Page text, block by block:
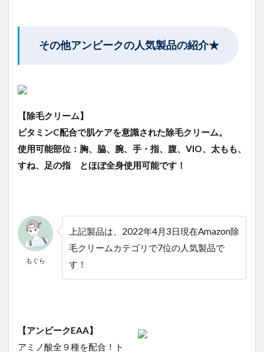
その他アンビークの人気製品の紹介★
【除毛クリーム】
ビタミンC配合で肌ケアを意識された除毛クリーム。
使用可能部位：胸、脇、腕、手・指、腹、VIO、太もも、
すね、足の指 とほぼ全身使用可能です！
もぐら
上記製品は、2022年4月3日現在Amazon除
毛クリームカテゴリで7位の人気製品で
す！
【アンビークEAA】
アミノ酸全９種を配合！ト